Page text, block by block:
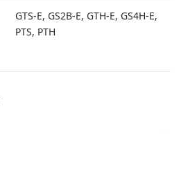
GTS-E, GS2B-E, GTH-E, GS4H-E,
PTS, PTH